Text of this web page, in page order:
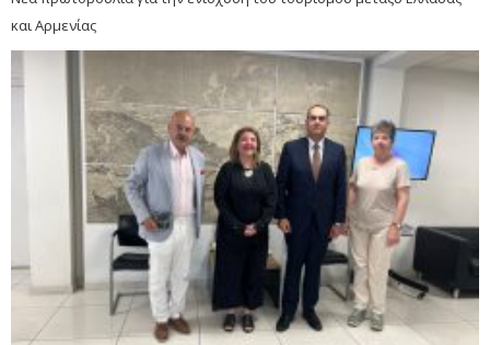
και Αρμενίας